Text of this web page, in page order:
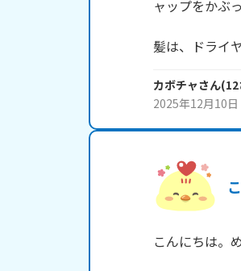
ャップをかぶ
髪は、ドライ
カボチャさん(12
2025年12月10日
こんにちは。